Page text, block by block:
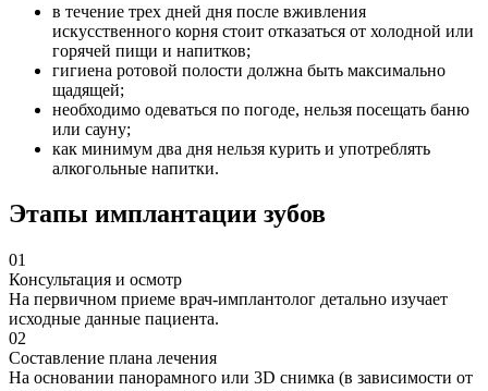
в течение трех дней дня после вживления
искусственного корня стоит отказаться от холодной или
горячей пищи и напитков;
гигиена ротовой полости должна быть максимально
щадящей;
необходимо одеваться по погоде, нельзя посещать баню
или сауну;
как минимум два дня нельзя курить и употреблять
алкогольные напитки.
Этапы имплантации зубов
01
Консультация и осмотр
На первичном приеме врач-имплантолог детально изучает
исходные данные пациента.
02
Составление плана лечения
На основании панорамного или 3D снимка (в зависимости от